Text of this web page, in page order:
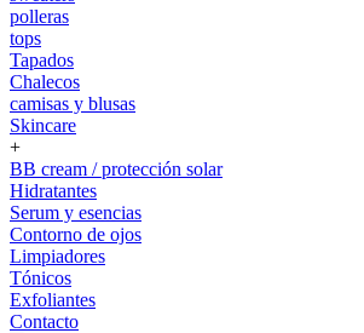
polleras
tops
Tapados
Chalecos
camisas y blusas
Skincare
+
BB cream / protección solar
Hidratantes
Serum y esencias
Contorno de ojos
Limpiadores
Tónicos
Exfoliantes
Contacto